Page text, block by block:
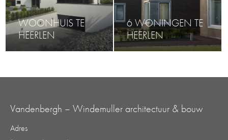
WOONHUIS TE
HEERLEN
6 WONINGEN TE
HEERLEN
Vandenbergh – Windemuller architectuur & bouw
Adres